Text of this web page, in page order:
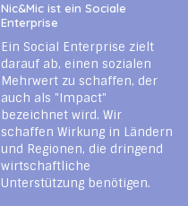
Nic&Mic ist ein Sociale
Enterprise
Ein Social Enterprise zielt
darauf ab, einen sozialen
Mehrwert zu schaffen, der
auch als "Impact"
bezeichnet wird. Wir
schaffen Wirkung in Ländern
und Regionen, die dringend
wirtschaftliche
Unterstützung benötigen.